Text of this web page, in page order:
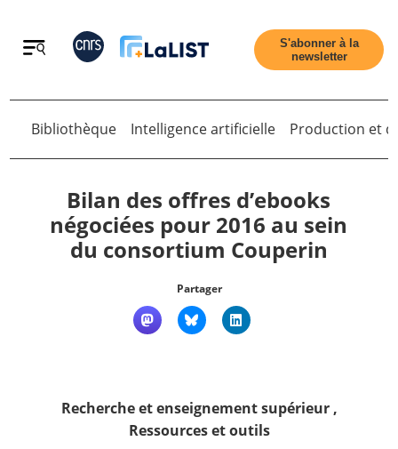
Retour
Contact
S'abonner à la
newsletter
Retour
Bibliothèque Intelligence artificielle Production et
Bilan des offres d’ebooks
négociées pour 2016 au sein
du consortium Couperin
Partager
Recherche et enseignement supérieur,
Ressources et outils